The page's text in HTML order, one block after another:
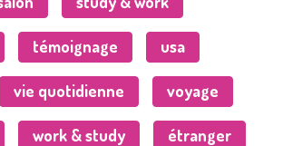
témoignage usa
vie quotidienne voyage
work & study étranger